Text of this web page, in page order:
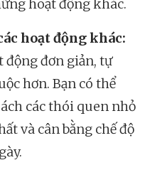
hoạt động khác.
hoạt động khác:
động đơn giản, tự
hơn. Bạn có thể
các thói quen nhỏ
và cân bằng chế độ